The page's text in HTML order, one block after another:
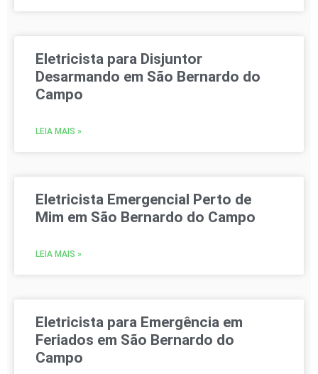
Eletricista para Disjuntor
Desarmando em São Bernardo do
Campo
LEIA MAIS »
Eletricista Emergencial Perto de
Mim em São Bernardo do Campo
LEIA MAIS »
Eletricista para Emergência em
Feriados em São Bernardo do
Campo